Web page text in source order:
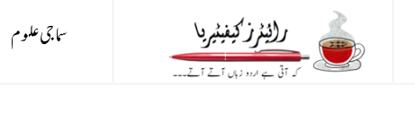
سماجی علوم